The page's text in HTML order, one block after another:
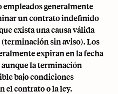
generalmente
un contrato indefinido
exista una causa válida
sin aviso). Los
expiran en la fecha
la terminación
bajo condiciones
el contrato o la ley.